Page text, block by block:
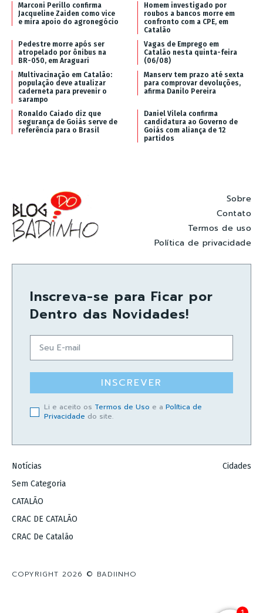
Marconi Perillo confirma
Jacqueline Zaiden como vice
e mira apoio do agronegócio
Homem investigado por
roubos a bancos morre em
confronto com a CPE, em
Catalão
Pedestre morre após ser
atropelado por ônibus na
BR-050, em Araguari
Vagas de Emprego em
Catalão nesta quinta-feira
(06/08)
Multivacinação em Catalão:
população deve atualizar
caderneta para prevenir o
sarampo
Manserv tem prazo até sexta
para comprovar devoluções,
afirma Danilo Pereira
Ronaldo Caiado diz que
segurança de Goiás serve de
referência para o Brasil
Daniel Vilela confirma
candidatura ao Governo de
Goiás com aliança de 12
partidos
Sobre
Contato
Termos de uso
Política de privacidade
Inscreva-se para Ficar por
Dentro das Novidades!
INSCREVER
Li e aceito os Termos de Uso e a Política de
Privacidade do site.
Notícias
Sem Categoria
CATALÃO
CRAC DE CATALÃO
CRAC De Catalão
Cidades
COPYRIGHT 2026 © BADIINHO